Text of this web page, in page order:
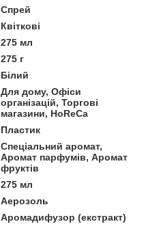
Спрей
Квіткові
275 мл
275 г
Білий
Для дому, Офіси
організацій, Торгові
магазини, HoReCa
Пластик
Спеціальний аромат,
Аромат парфумів, Аромат
фруктів
275 мл
Аерозоль
Аромадифузор (екстракт)